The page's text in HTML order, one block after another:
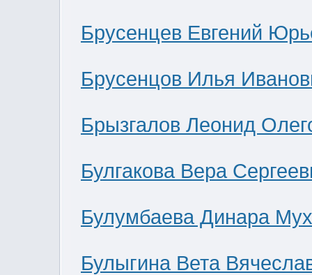
Брусенцев Евгений
Брусенцов Илья
Брызгалов Леонид
Булгакова Вера
Булумбаева Динара
Булыгина Вета